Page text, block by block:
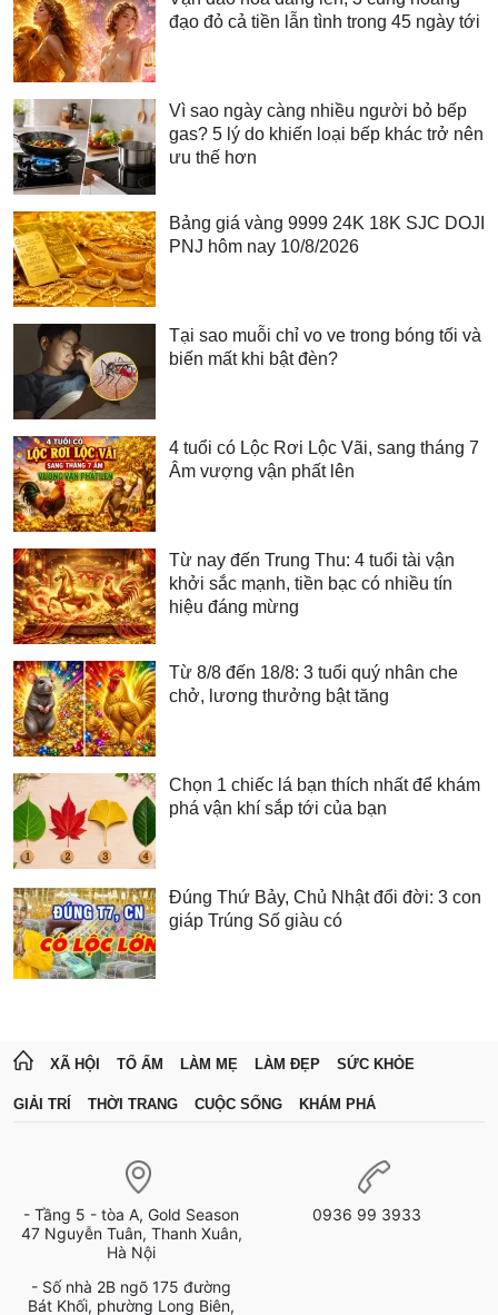
đạo đỏ cả tiền lẫn tình trong 45 ngày tới
Vì sao ngày càng nhiều người bỏ bếp
gas? 5 lý do khiến loại bếp khác trở nên
ưu thế hơn
Bảng giá vàng 9999 24K 18K SJC DOJI
PNJ hôm nay 10/8/2026
Tại sao muỗi chỉ vo ve trong bóng tối và
biến mất khi bật đèn?
4 tuổi có Lộc Rơi Lộc Vãi, sang tháng 7
Âm vượng vận phất lên
Từ nay đến Trung Thu: 4 tuổi tài vận
khởi sắc mạnh, tiền bạc có nhiều tín
hiệu đáng mừng
Từ 8/8 đến 18/8: 3 tuổi quý nhân che
chở, lương thưởng bật tăng
Chọn 1 chiếc lá bạn thích nhất để khám
phá vận khí sắp tới của bạn
Đúng Thứ Bảy, Chủ Nhật đổi đời: 3 con
giáp Trúng Số giàu có
XÃ HỘI TỔ ẤM LÀM MẸ LÀM ĐẸP SỨC KHỎE
GIẢI TRÍ THỜI TRANG CUỘC SỐNG KHÁM PHÁ
- Tầng 5 - tòa A, Gold Season
47 Nguyễn Tuân, Thanh Xuân,
Hà Nội
- Số nhà 2B ngõ 175 đường
Bát Khối, phường Long Biên,
0936 99 3933